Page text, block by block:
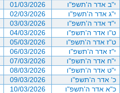
י"ב אדר ה'תשפ"ו
01/03/2026
י"ג אדר ה'תשפ"ו
02/03/2026
י"ד אדר ה'תשפ"ו
03/03/2026
ט"ו אדר ה'תשפ"ו
04/03/2026
ט"ז אדר ה'תשפ"ו
05/03/2026
י"ז אדר ה'תשפ"ו
06/03/2026
י"ח אדר ה'תשפ"ו
07/03/2026
י"ט אדר ה'תשפ"ו
08/03/2026
כ' אדר ה'תשפ"ו
09/03/2026
כ"א אדר ה'תשפ"ו
10/03/2026